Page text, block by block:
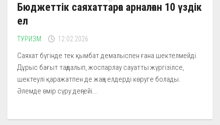
Бюджеттік саяхаттарға арналған 10 үздік
ел
ТУРИЗМ 12.02.2026
Саяхат бүгінде тек қымбат демалыспен ғана шектелмейді.
Дұрыс бағыт таңдалып, жоспарлау сауатты жүргізілсе,
шектеулі қаражатпен де жаңа елдерді көруге болады.
Әлемде өмір сүру деңгейі...